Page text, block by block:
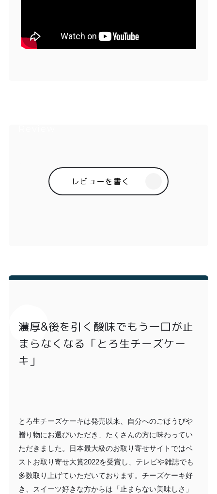
レビューを書く
濃厚&後を引く酸味でもう一口が止
まらなくなる「とろ生チーズケー
キ」
とろ生チーズケーキは発売以来、自分へのごほうびや
贈り物にお選びいただき、たくさんの方に味わってい
ただきました。日本最大級のお取り寄せサイトではベ
ストお取り寄せ大賞2022を受賞し、テレビや雑誌でも
多数取り上げていただいております。チーズケーキ好
き、スイーツ好きな方からは「止まらない美味しさ」